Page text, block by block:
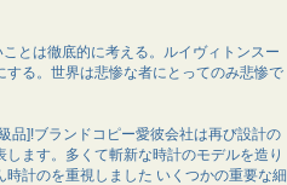
とは徹底的に考える。ルイヴィトンスー
る。世界は悲惨な者にとってのみ悲惨で
品]!ブランドコピー愛彼会社は再び設計の
ます。多くて斬新な時計のモデルを造り
計のを重視しました いくつかの重要な細